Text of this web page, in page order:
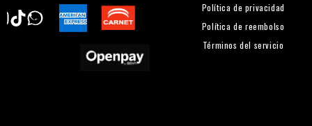
Política de privacidad
Política de reembolso
Términos del servicio